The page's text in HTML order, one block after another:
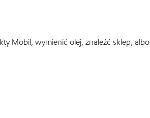
Mobil, wymienić olej, znaleźć sklep, albo